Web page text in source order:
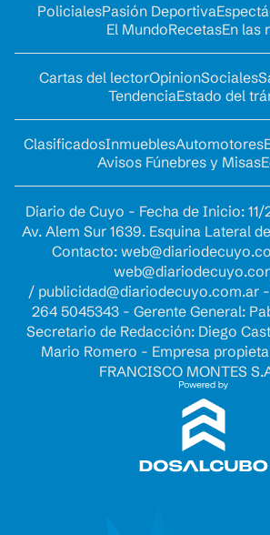
PolicialesPasión Deportiva
El MundoRecetasEn las
Cartas del lectorOpinionSociales
TendenciaEstado del
ClasificadosInmueblesAutomotores
Avisos Fúnebres y Misas
Diario de Cuyo - Fecha de Inicio:
Av. Alem Sur 1639. Esquina Lateral
Contacto:
/ publicidad@diariodecuyo.com.ar-
264 5045343 - Gerente General:
Secretario de Redacción: Diego
Mario Romero - Empresa
FRANCISCO MONTES